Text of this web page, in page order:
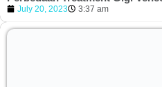
July 20, 2023 3:37 am